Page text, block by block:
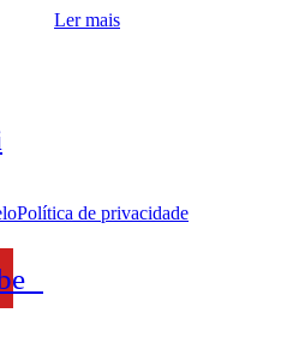
Ler mais
Política de privacidade